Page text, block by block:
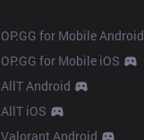
OP.GG for Mobile Android
OP.GG for Mobile iOS
AllT Android
AllT iOS
Valorant Android